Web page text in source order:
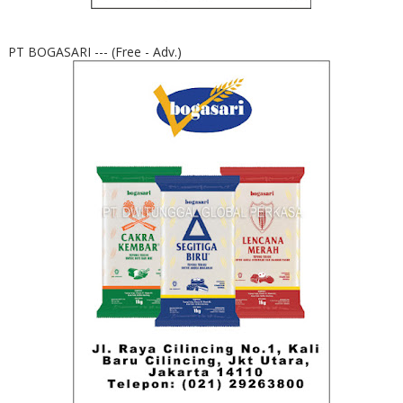
PT BOGASARI --- (Free - Adv.)